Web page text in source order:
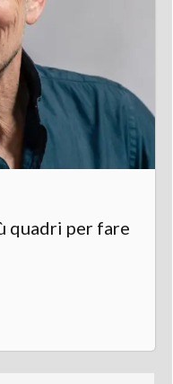
quadri per fare